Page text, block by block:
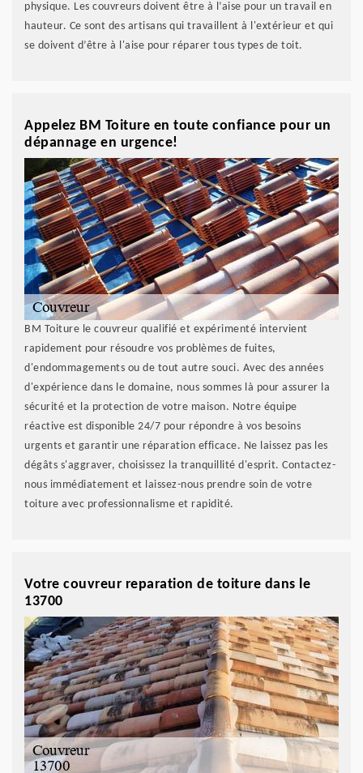
physique. Les couvreurs doivent être à l’aise pour un travail en
hauteur. Ce sont des artisans qui travaillent à l'extérieur et qui
se doivent d’être à l'aise pour réparer tous types de toit.
Appelez BM Toiture en toute confiance pour un
dépannage en urgence!
BM Toiture le couvreur qualifié et expérimenté intervient
rapidement pour résoudre vos problèmes de fuites,
d'endommagements ou de tout autre souci. Avec des années
d'expérience dans le domaine, nous sommes là pour assurer la
sécurité et la protection de votre maison. Notre équipe
réactive est disponible 24/7 pour répondre à vos besoins
urgents et garantir une réparation efficace. Ne laissez pas les
dégâts s'aggraver, choisissez la tranquillité d'esprit. Contactez-
nous immédiatement et laissez-nous prendre soin de votre
toiture avec professionnalisme et rapidité.
Votre couvreur reparation de toiture dans le
13700